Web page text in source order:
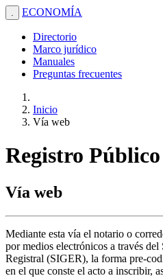
. ECONOMÍA
Directorio
Marco jurídico
Manuales
Preguntas frecuentes
Inicio
Vía web
Registro
Vía web
Mediante esta vía el notario o
por medios electrónicos a través
Registral (SIGER), la forma pre-
en el que conste el acto a inscribir,